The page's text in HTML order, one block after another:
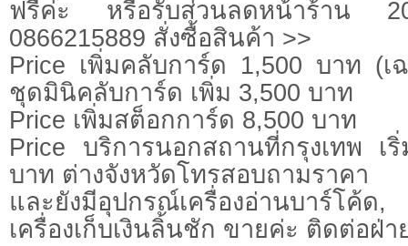
ฟรีค่ะ หรือรับส่วนลดหน้าร้าน
0866215889 สั่งซื้อสินค้า >>
Price เพิ่มคลับการ์ด 1,500 บาท (เ
ชุดมินิคลับการ์ด เพิ่ม 3,500 บาท
Price เพิ่มสต็อกการ์ด 8,500 บาท
Price บริการนอกสถานที่กรุงเทพ
บาท ต่างจังหวัดโทรสอบถามราคา
และยังมีอุปกรณ์เครื่องอ่านบาร์โค้
เครื่องเก็บเงินลิ้นชัก ขายค่ะ ติดต่อฝ่